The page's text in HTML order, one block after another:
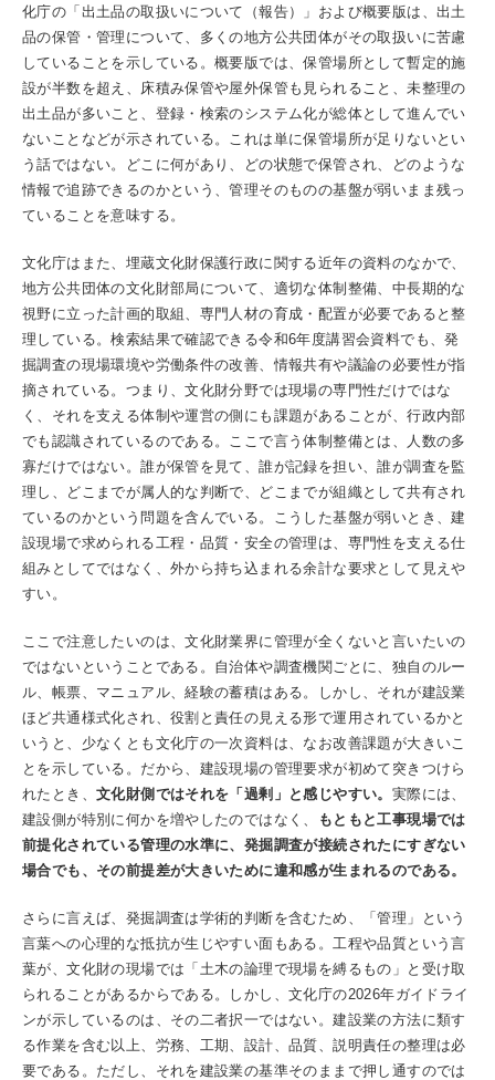
化庁の「出土品の取扱いについて（報告）」および概要版は、出土
品の保管・管理について、多くの地方公共団体がその取扱いに苦慮
していることを示している。概要版では、保管場所として暫定的施
設が半数を超え、床積み保管や屋外保管も見られること、未整理の
出土品が多いこと、登録・検索のシステム化が総体として進んでい
ないことなどが示されている。これは単に保管場所が足りないとい
う話ではない。どこに何があり、どの状態で保管され、どのような
情報で追跡できるのかという、管理そのものの基盤が弱いまま残っ
ていることを意味する。
文化庁はまた、埋蔵文化財保護行政に関する近年の資料のなかで、
地方公共団体の文化財部局について、適切な体制整備、中長期的な
視野に立った計画的取組、専門人材の育成・配置が必要であると整
理している。検索結果で確認できる令和6年度講習会資料でも、発
掘調査の現場環境や労働条件の改善、情報共有や議論の必要性が指
摘されている。つまり、文化財分野では現場の専門性だけではな
く、それを支える体制や運営の側にも課題があることが、行政内部
でも認識されているのである。ここで言う体制整備とは、人数の多
寡だけではない。誰が保管を見て、誰が記録を担い、誰が調査を監
理し、どこまでが属人的な判断で、どこまでが組織として共有され
ているのかという問題を含んでいる。こうした基盤が弱いとき、建
設現場で求められる工程・品質・安全の管理は、専門性を支える仕
組みとしてではなく、外から持ち込まれる余計な要求として見えや
すい。
ここで注意したいのは、文化財業界に管理が全くないと言いたいの
ではないということである。自治体や調査機関ごとに、独自のルー
ル、帳票、マニュアル、経験の蓄積はある。しかし、それが建設業
ほど共通様式化され、役割と責任の見える形で運用されているかと
いうと、少なくとも文化庁の一次資料は、なお改善課題が大きいこ
とを示している。だから、建設現場の管理要求が初めて突きつけら
れたとき、 文化財側ではそれを「過剰」と感じやすい。 実際には、
建設側が特別に何かを増やしたのではなく、
もともと工事現場では
前提化されている管理の水準に、発掘調査が接続されたにすぎない
場合でも、その前提差が大きいために違和感が生まれるのである。
さらに言えば、発掘調査は学術的判断を含むため、「管理」という
言葉への心理的な抵抗が生じやすい面もある。工程や品質という言
葉が、文化財の現場では「土木の論理で現場を縛るもの」と受け取
られることがあるからである。しかし、文化庁の2026年ガイドライ
ンが示しているのは、その二者択一ではない。建設業の方法に類す
る作業を含む以上、労務、工期、設計、品質、説明責任の整理は必
要である。ただし、それを建設業の基準そのままで押し通すのでは